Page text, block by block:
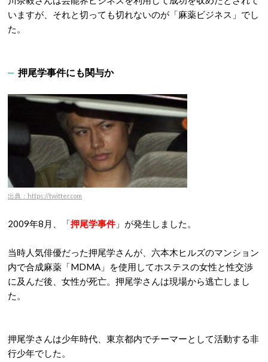
いますが、それと切っても切れないのが「麻薬ビジネス」でし
た。
押尾学事件にも関与か
出典：https://twitter.com
2009年8月、「押尾学事件」が発生しました。
当時人気俳優だった押尾学さんが、六本木ヒルズのマンション
内で合成麻薬「MDMA」を使用してホステスの女性と性交渉
に及んだ後、女性が死亡。押尾学さんは現場から逃亡しまし
た。
押尾学さんは少年時代、東京都内でチーマーとして活動する非
行少年でした。